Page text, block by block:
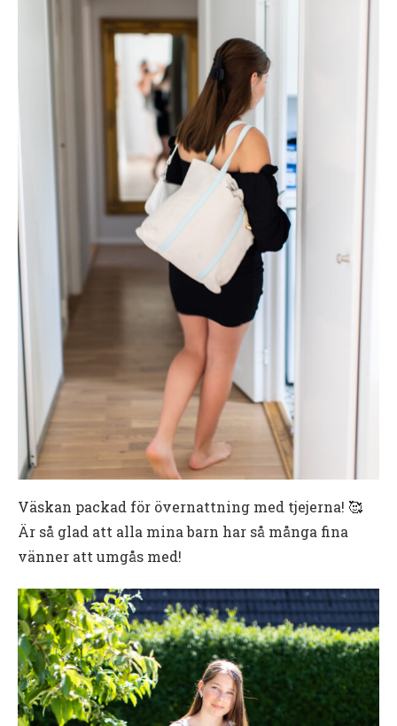
Väskan packad för övernattning med tjejerna! 🥰
Är så glad att alla mina barn har så många fina
vänner att umgås med!